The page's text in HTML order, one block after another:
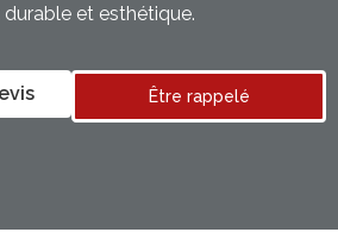
durable et esthétique.
Être rappelé